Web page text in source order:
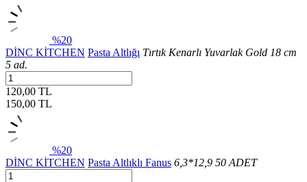
%20
DİNC KİTCHEN Pasta Altlığı Tırtık Kenarlı Yuvarlak Gold 18 cm
5 ad.
120,00 TL
150,00 TL
%20
DİNC KİTCHEN Pasta Altlıklı Fanus 6,3*12,9 50 ADET